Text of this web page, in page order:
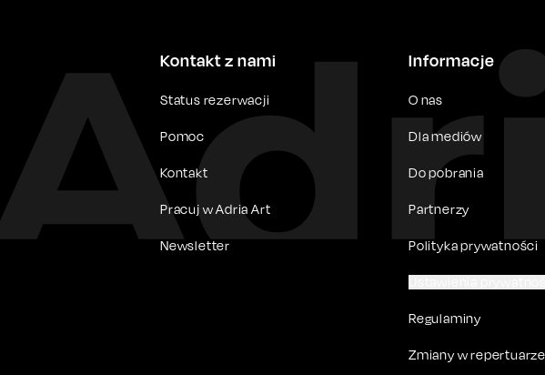
Kontakt z nami
Status rezerwacji
Pomoc
Kontakt
Pracuj w Adria Art
Newsletter
Informacje
O nas
Dla mediów
Do pobrania
Partnerzy
Polityka prywatności
Regulaminy
Zmiany w repertuarze